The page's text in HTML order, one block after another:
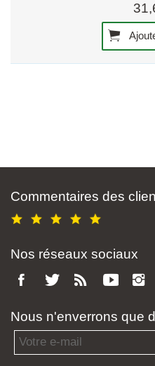
Commentaires des
Nos réseaux sociaux
Nous n'enverrons que
Email address